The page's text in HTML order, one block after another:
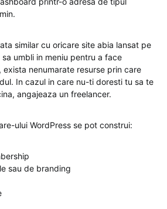
similar cu oricare site abia lansat pe
umbli in meniu pentru a face
exista nenumarate resurse prin care
In cazul in care nu-ti doresti tu sa te
angajeaza un freelancer.
ului WordPress se pot construi:
sau de branding